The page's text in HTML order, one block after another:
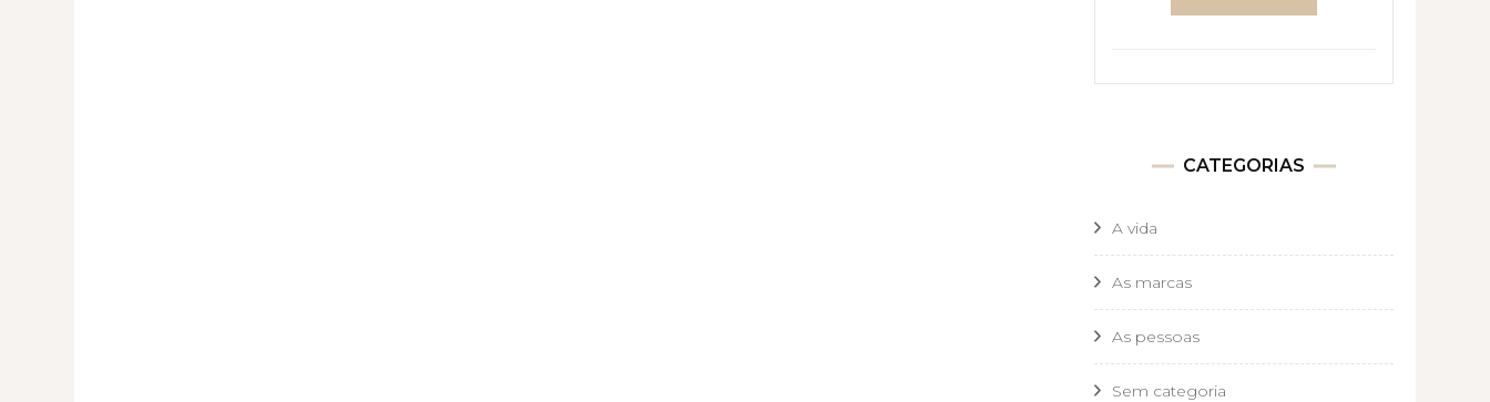
CATEGORIAS
A vida
As marcas
As pessoas
Sem categoria